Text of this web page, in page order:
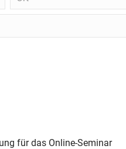
für das Online-Seminar